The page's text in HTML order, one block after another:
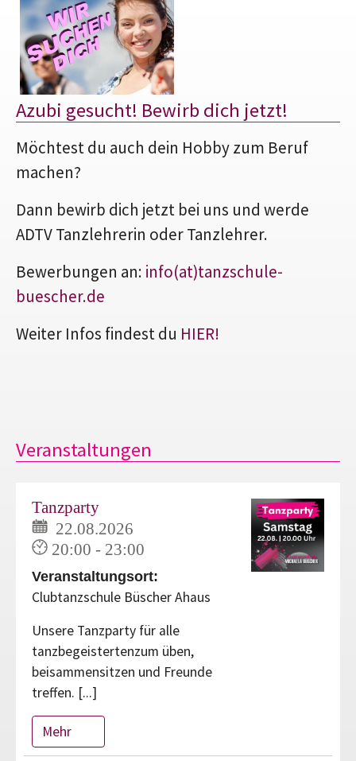
Azubi gesucht! Bewirb dich jetzt!
Möchtest du auch dein Hobby zum Beruf
machen?
Dann bewirb dich jetzt bei uns und werde
ADTV Tanzlehrerin oder Tanzlehrer.
Bewerbungen an: info(at)tanzschule-
buescher.de
Weiter Infos findest du HIER!
Veranstaltungen
Tanzparty
22.08.2026
20:00 - 23:00
Veranstaltungsort:
Clubtanzschule Büscher Ahaus
Unsere Tanzparty für alle
tanzbegeistertenzum üben,
beisammensitzen und Freunde
treffen. [...]
Mehr